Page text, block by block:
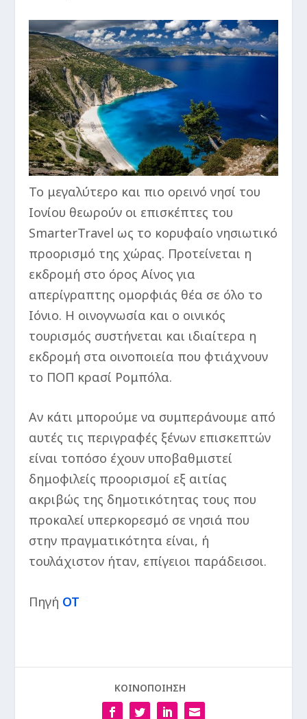
Το μεγαλύτερο και πιο ορεινό νησί του
Ιονίου θεωρούν οι επισκέπτες του
SmarterTravel ως το κορυφαίο νησιωτικό
προορισμό της χώρας. Προτείνεται η
εκδρομή στο όρος Αίνος για
απερίγραπτης ομορφιάς θέα σε όλο το
Ιόνιο. Η οινογνωσία και ο οινικός
τουρισμός συστήνεται και ιδιαίτερα η
εκδρομή στα οινοποιεία που φτιάχνουν
το ΠΟΠ κρασί Ρομπόλα.
Αν κάτι μπορούμε να συμπεράνουμε από
αυτές τις περιγραφές ξένων επισκεπτών
είναι τοπόσο έχουν υποβαθμιστεί
δημοφιλείς προορισμοί εξ αιτίας
ακριβώς της δημοτικότητας τους που
προκαλεί υπερκορεσμό σε νησιά που
στην πραγματικότητα είναι, ή
τουλάχιστον ήταν, επίγειοι παράδεισοι.
Πηγή ΟΤ
ΚΟΙΝΟΠΟΙΗΣΗ